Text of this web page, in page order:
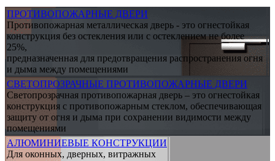
ПРОТИВОПОЖАРНЫЕ ДВЕРИ
Противопожарная металлическая дверь - это огнестойкая
конструкция без остекления или с остеклением не более
25%,
предназначенная для предотвращения распространения огня
и дыма между помещениями
СВЕТОПРОЗРАЧНЫЕ ПРОТИВОПОЖАРНЫЕ ДВЕРИ
Светопрозрачная противопожарная дверь – это огнестойкая
конструкция с противопожарным стеклом, обеспечивающая
защиту от огня и дыма при сохранении видимости между
помещениями
АЛЮМИНИЕВЫЕ КОНСТРУКЦИИ
Для оконных, дверных, витражных